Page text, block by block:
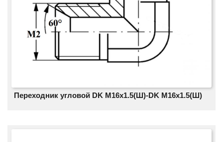
Переходник угловой DK M16х1.5(Ш)-DK M16х1.5(Ш)